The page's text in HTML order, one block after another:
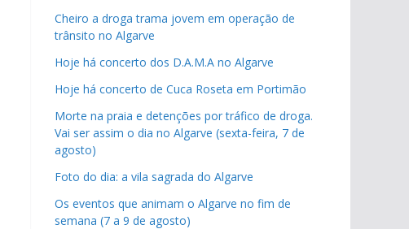
Cheiro a droga trama jovem em operação de
trânsito no Algarve
Hoje há concerto dos D.A.M.A no Algarve
Hoje há concerto de Cuca Roseta em Portimão
Morte na praia e detenções por tráfico de droga.
Vai ser assim o dia no Algarve (sexta-feira, 7 de
agosto)
Foto do dia: a vila sagrada do Algarve
Os eventos que animam o Algarve no fim de
semana (7 a 9 de agosto)